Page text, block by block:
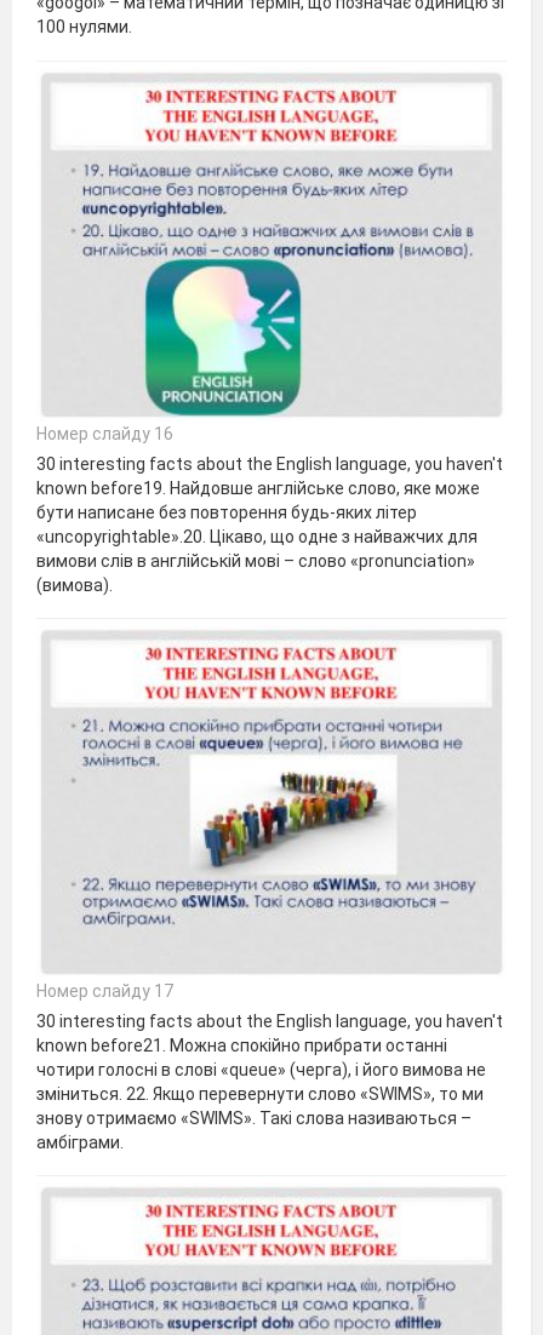
100 нулями.
Номер слайду 16
30 interesting facts about the English language, you haven't
known before19. Найдовше англійське слово, яке може
бути написане без повторення будь-яких літер
«uncopyrightable».20. Цікаво, що одне з найважчих для
вимови слів в англійській мові – слово «pronunciation»
(вимова).
Номер слайду 17
30 interesting facts about the English language, you haven't
known before21. Можна спокійно прибрати останні
чотири голосні в слові «queue» (черга), і його вимова не
зміниться. 22. Якщо перевернути слово «SWIMS», то ми
знову отримаємо «SWIMS». Такі слова називаються –
амбіграми.